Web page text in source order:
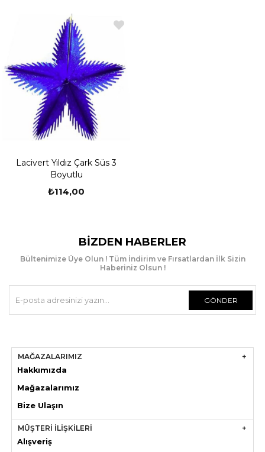
Lacivert Yıldız Çark Süs 3
Boyutlu
₺114,00
BIZDEN HABERLER
Bültenimize Üye Olun ! Tüm İndirim ve Fırsatlardan İlk Sizin
Haberiniz Olsun !
GÖNDER
MAĞAZALARIMIZ
Hakkımızda
Mağazalarımız
Bize Ulaşın
MÜŞTERİ İLİŞKİLERİ
Alışveriş